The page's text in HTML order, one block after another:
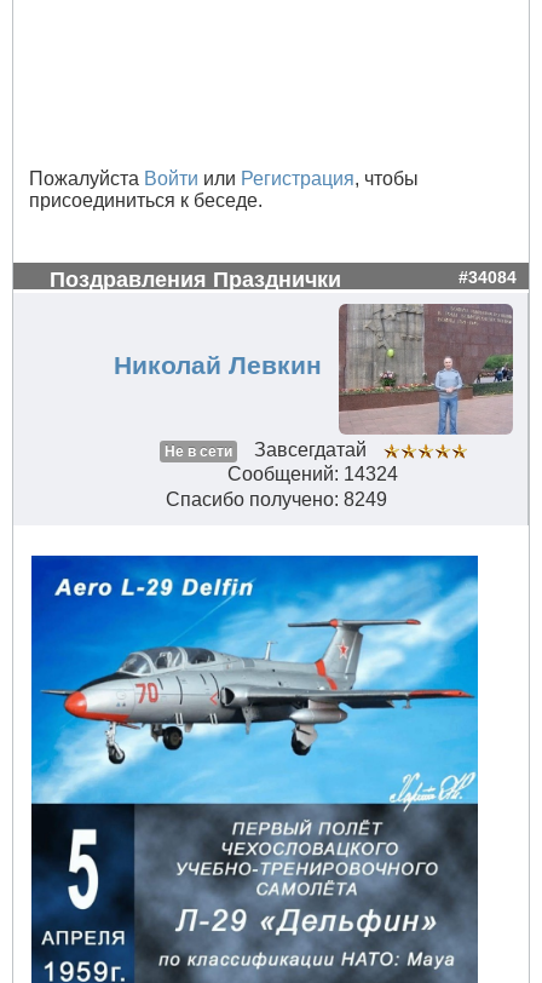
Пожалуйста Войти или Регистрация, чтобы
присоединиться к беседе.
Поздравления Празднички #34084
Николай Левкин
Не в сети
Завсегдатай
Сообщений: 14324
Спасибо получено: 8249